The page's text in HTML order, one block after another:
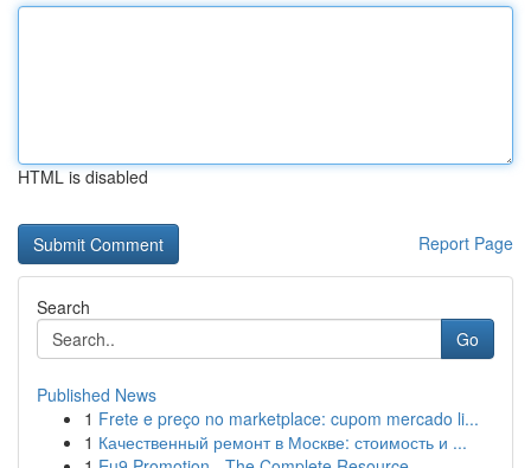
HTML is disabled
Report Page
Search
Go
Published News
1 Frete e preço no marketplace: cupom mercado li...
1 Качественный ремонт в Москве: стоимость и ...